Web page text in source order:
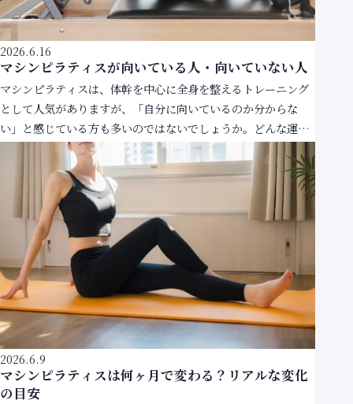
2026.6.16
マシンピラティスが向いている人・向いていない人
マシンピラティスは、体幹を中心に全身を整えるトレーニング
として人気がありますが、「自分に向いているのか分からな
い」と感じている方も多いのではないでしょうか。どんな運動
にも向き・不向きがあるため、自分に合った方法を選ぶこと
2026.6.9
マシンピラティスは何ヶ月で変わる？リアルな変化
の目安